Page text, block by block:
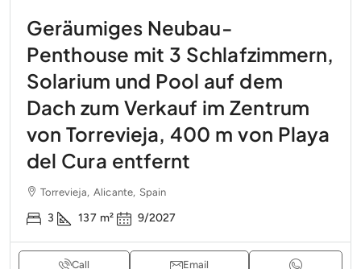
Geräumiges Neubau-
Penthouse mit 3 Schlafzimmern,
Solarium und Pool auf dem
Dach zum Verkauf im Zentrum
von Torrevieja, 400 m von Playa
del Cura entfernt
Torrevieja, Alicante, Spain
3 137 m² 9/2027
Call Email